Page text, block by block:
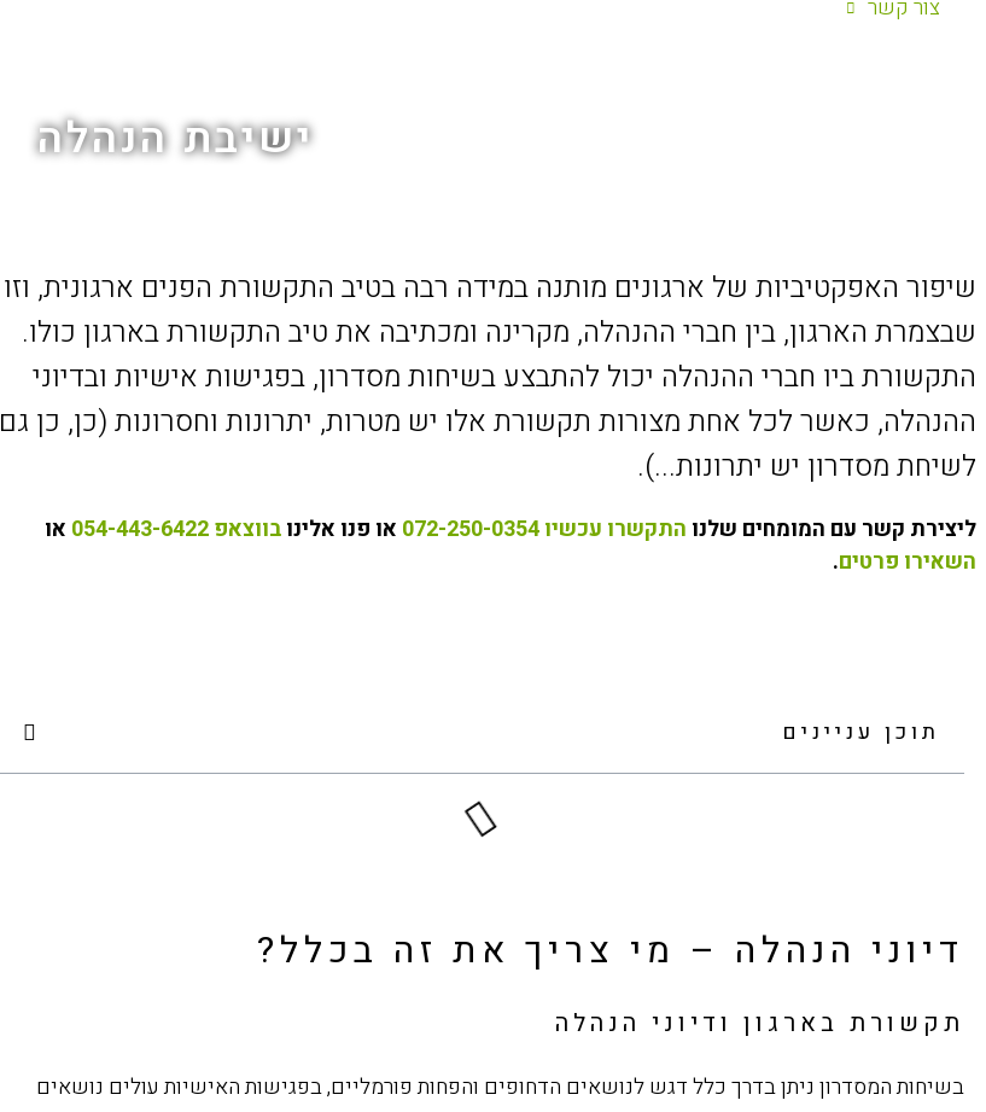
צור קשר
ישיבת הנהלה
שיפור האפקטיביות של ארגונים מותנה במידה רבה בטיב התקשורת הפנים ארגונית, וזו
שבצמרת הארגון, בין חברי ההנהלה, מקרינה ומכתיבה את טיב התקשורת בארגון כולו.
התקשורת ביו חברי ההנהלה יכול להתבצע בשיחות מסדרון, בפגישות אישיות ובדיוני
ההנהלה, כאשר לכל אחת מצורות תקשורת אלו יש מטרות, יתרונות וחסרונות (כן, כן גם
לשיחת מסדרון יש יתרונות...).
ליצירת קשר עם המומחים שלנו התקשרו עכשיו 072-250-0354 או פנו אלינובווצאפ 054-443-6422
או
השאירו פרטים.
תוכן עניינים
דיוני הנהלה – מי צריך את זה בכלל?
תקשורת בארגון ודיוני הנהלה
בשיחות המסדרון ניתן בדרך כלל דגש לנושאים הדחופים והפחות פורמליים, בפגישות האישיות עולים נושאים